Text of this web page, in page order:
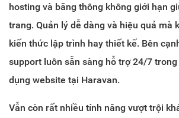
hosting và băng thông không giới hạn
trang. Quản lý dễ dàng và hiệu quả mà
kiến thức lập trình hay thiết kế. Bên
support luôn sẵn sàng hỗ trợ 24/7
dụng website tại Haravan.
Vẫn còn rất nhiều tính năng vượt trội